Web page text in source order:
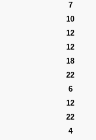
7
10
12
12
18
22
6
12
22
4